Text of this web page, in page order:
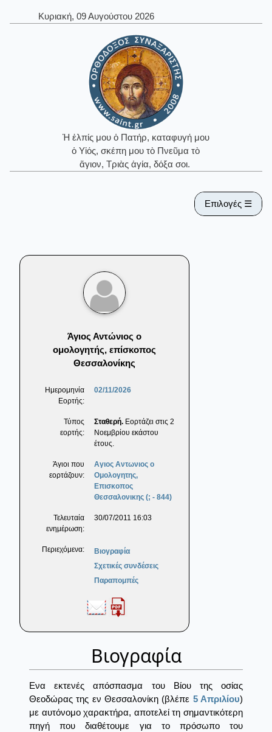
Κυριακή, 09 Αυγούστου 2026
Ἡ ἐλπίς μου ὁ Πατήρ, καταφυγή μου
ὁ Υἱός, σκέπη μου τὸ Πνεῦμα τὸ
ἅγιον, Τριὰς ἁγία, δόξα σοι.
Επιλογές ☰
Άγιος Αντώνιος ο
ομολογητής, επίσκοπος
Θεσσαλονίκης
Ημερομηνία
Εορτής:
02/11/2026
Τύπος
εορτής:
Σταθερή. Εορτάζει στις 2
Νοεμβρίου εκάστου
έτους.
Άγιοι που
εορτάζουν:
Αγιος Αντωνιος ο
Ομολογητης,
Επισκοπος
Θεσσαλονικης (; - 844)
Τελευταία
ενημέρωση:
30/07/2011 16:03
Περιεχόμενα:
Βιογραφία
Σχετικές συνδέσεις
Παραπομπές
Βιογραφία
Ενα εκτενές απόσπασμα του Βίου της οσίας
Θεοδώρας της εν Θεσσαλονίκη (βλέπε 5 Απριλίου)
με αυτόνομο χαρακτήρα, αποτελεί τη σημαντικότερη
πηγή που διαθέτουμε για το πρόσωπο του